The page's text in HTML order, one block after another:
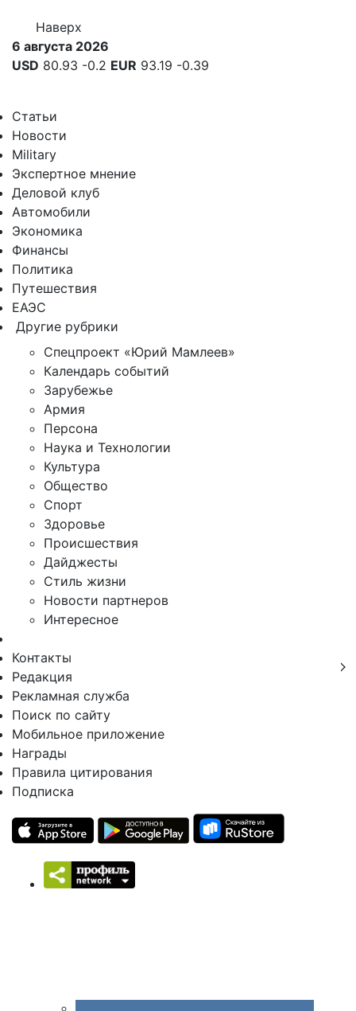
Наверх
6 августа 2026
USD 80.93 -0.2 EUR 93.19 -0.39
Статьи
Новости
Military
Экспертное мнение
Деловой клуб
Автомобили
Экономика
Финансы
Политика
Путешествия
ЕАЭС
Другие рубрики
Спецпроект «Юрий Мамлеев»
Календарь событий
Зарубежье
Армия
Персона
Наука и Технологии
Культура
Общество
Спорт
Здоровье
Происшествия
Дайджесты
Стиль жизни
Новости партнеров
Интересное
Контакты
Редакция
Рекламная служба
Поиск по сайту
Мобильное приложение
Награды
Правила цитирования
Подписка